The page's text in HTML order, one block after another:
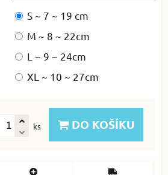
S ~ 7 ~ 19 cm
M ~ 8 ~ 22cm
L ~ 9 ~ 24cm
XL ~ 10 ~ 27cm
ks DO KOŠÍKU